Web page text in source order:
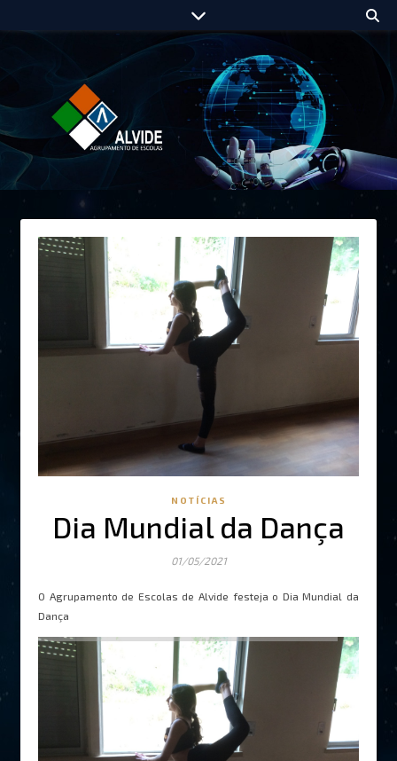
NOTÍCIAS
Dia Mundial da Dança
01/05/2021
O Agrupamento de Escolas de Alvide festeja o Dia Mundial da
Dança